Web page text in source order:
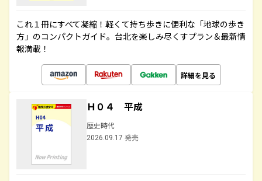
これ１冊にすべて凝縮！軽くて持ち歩きに便利な「地球の歩き
方」のコンパクトガイド。台北を楽しみ尽くすプラン＆最新情
報満載！
詳細を見る
Ｈ０４ 平成
歴史時代
2026.09.17 発売